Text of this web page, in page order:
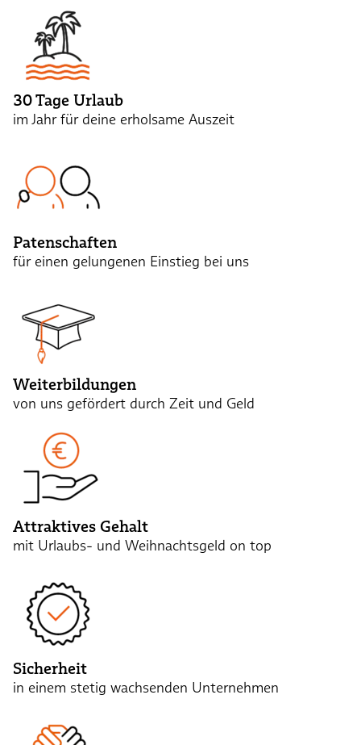
30 Tage Urlaub
im Jahr für deine erholsame Auszeit
Patenschaften
für einen gelungenen Einstieg bei uns
Weiterbildungen
von uns gefördert durch Zeit und Geld
Attraktives Gehalt
mit Urlaubs- und Weihnachtsgeld on top
Sicherheit
in einem stetig wachsenden Unternehmen